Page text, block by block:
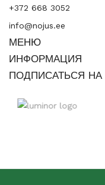
+372 668 3052
info@nojus.ee
МЕНЮ
ИНФОРМАЦИЯ
ПОДПИСАТЬСЯ